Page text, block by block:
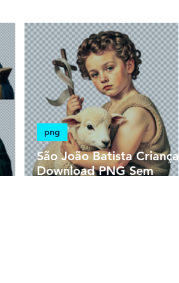
São João Batista Criança |
Download PNG Sem
png